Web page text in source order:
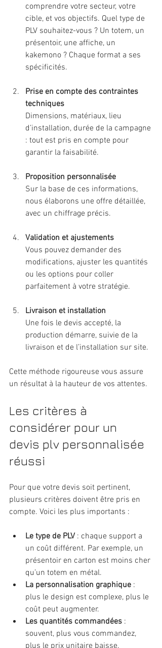
comprendre votre secteur, votre
cible, et vos objectifs. Quel type de
PLV souhaitez-vous ? Un totem, un
présentoir, une affiche, un
kakemono ? Chaque format a ses
spécificités.
Prise en compte des contraintes
techniques
Dimensions, matériaux, lieu
d’installation, durée de la campagne
: tout est pris en compte pour
garantir la faisabilité.
Proposition personnalisée
Sur la base de ces informations,
nous élaborons une offre détaillée,
avec un chiffrage précis.
Validation et ajustements
Vous pouvez demander des
modifications, ajuster les quantités
ou les options pour coller
parfaitement à votre stratégie.
Livraison et installation
Une fois le devis accepté, la
production démarre, suivie de la
livraison et de l’installation sur site.
Cette méthode rigoureuse vous assure
un résultat à la hauteur de vos attentes.
Les critères à
considérer pour un
devis plv personnalisée
réussi
Pour que votre devis soit pertinent,
plusieurs critères doivent être pris en
compte. Voici les plus importants :
Le type de PLV : chaque support a
un coût différent. Par exemple, un
présentoir en carton est moins cher
qu’un totem en métal.
La personnalisation graphique :
plus le design est complexe, plus le
coût peut augmenter.
Les quantités commandées :
souvent, plus vous commandez,
plus le prix unitaire baisse.